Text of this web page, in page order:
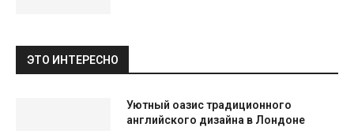
ЭТО ИНТЕРЕСНО
Уютный оазис традиционного
английского дизайна в Лондоне